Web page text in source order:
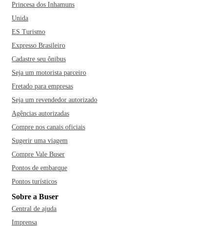
Princesa dos Inhamuns
Unida
ES Turismo
Expresso Brasileiro
Cadastre seu ônibus
Seja um motorista parceiro
Fretado para empresas
Seja um revendedor autorizado
Agências autorizadas
Compre nos canais oficiais
Sugerir uma viagem
Compre Vale Buser
Pontos de embarque
Pontos turísticos
Sobre a Buser
Central de ajuda
Imprensa